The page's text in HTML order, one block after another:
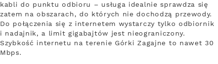
kabli do punktu odbioru – usługa idealnie sprawdza się
zatem na obszarach, do których nie dochodzą przewody.
Do połączenia się z internetem wystarczy tylko odbiornik
i nadajnik, a limit gigabajtów jest nieograniczony.
Szybkość internetu na terenie Górki Zagajne to nawet 30
Mbps.